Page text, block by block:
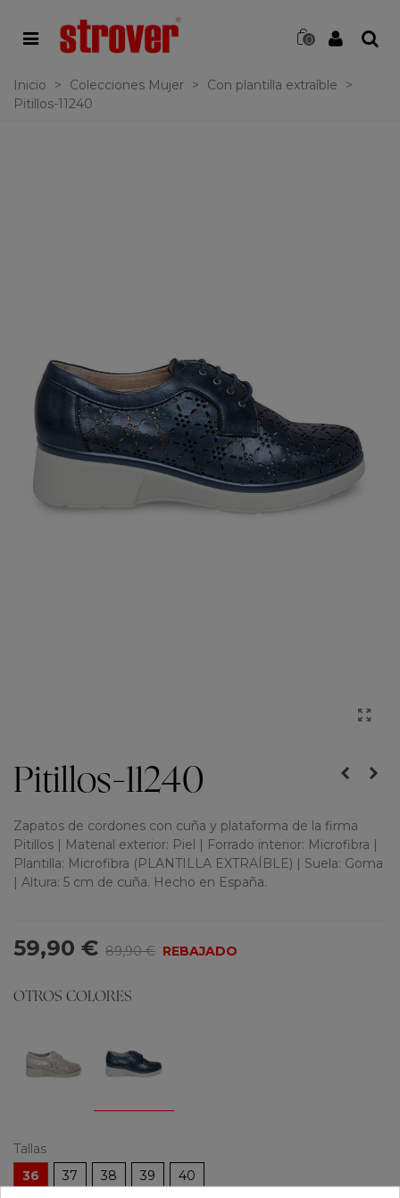
0
Inicio > Colecciones Mujer > Con plantilla extraíble
>
Pitillos-11240
Pitillos-11240
Zapatos de cordones con cuña y plataforma de la firma
Pitillos | Material exterior: Piel | Forrado interior: Microfibra |
Plantilla: Microfibra (PLANTILLA EXTRAÍBLE) | Suela: Goma
| Altura: 5 cm de cuña. Hecho en España.
59,90 € 89,90 € REBAJADO
OTROS COLORES
Tallas
36
37 38 39 40